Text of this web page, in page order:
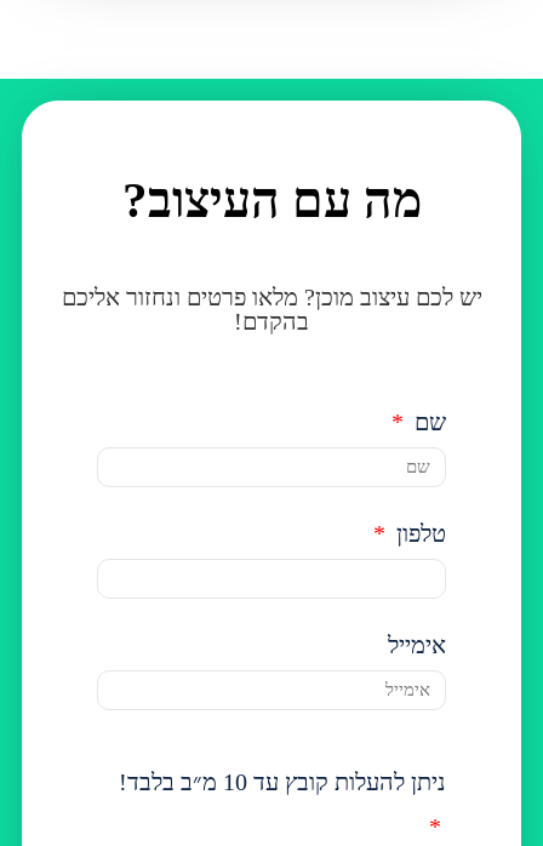
מה עם העיצוב?
יש לכם עיצוב מוכן? מלאו פרטים ונחזור אליכם
בהקדם!
שם
טלפון
אימייל
ניתן להעלות קובץ עד 10 מ״ב בלבד!